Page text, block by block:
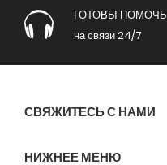
ГОТОВЫ ПОМОЧЬ
на связи 24/7
СВЯЖИТЕСЬ С НАМИ
НИЖНЕЕ МЕНЮ